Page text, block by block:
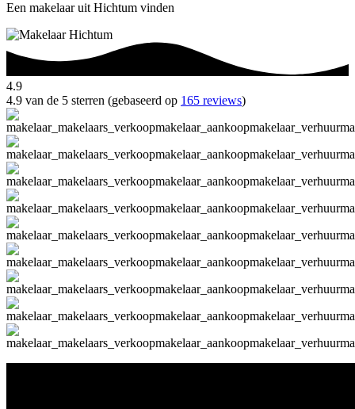
Een makelaar uit Hichtum vinden
4.9
4.9 van de 5 sterren (gebaseerd op 165 reviews)